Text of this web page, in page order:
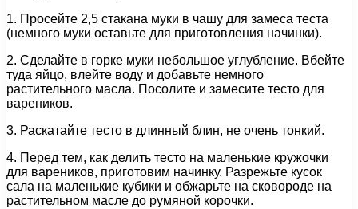
1. Просейте 2,5 стакана муки в чашу для замеса теста
(немного муки оставьте для приготовления начинки).
2. Сделайте в горке муки небольшое углубление. Вбейте
туда яйцо, влейте воду и добавьте немного
растительного масла. Посолите и замесите тесто для
вареников.
3. Раскатайте тесто в длинный блин, не очень тонкий.
4. Перед тем, как делить тесто на маленькие кружочки
для вареников, приготовим начинку. Разрежьте кусок
сала на маленькие кубики и обжарьте на сковороде на
растительном масле до румяной корочки.